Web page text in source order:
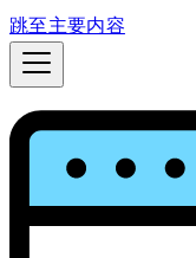
跳至主要内容